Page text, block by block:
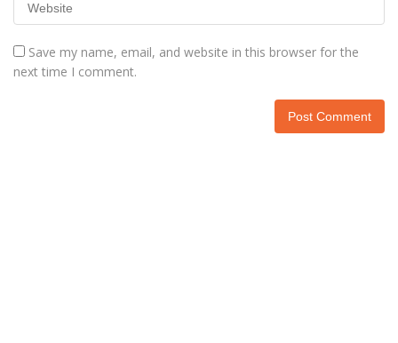
Save my name, email, and website in this browser for the
next time I comment.